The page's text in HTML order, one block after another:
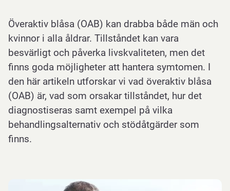
Överaktiv blåsa (OAB) kan drabba både män och
kvinnor i alla åldrar. Tillståndet kan vara
besvärligt och påverka livskvaliteten, men det
finns goda möjligheter att hantera symtomen. I
den här artikeln utforskar vi vad överaktiv blåsa
(OAB) är, vad som orsakar tillståndet, hur det
diagnostiseras samt exempel på vilka
behandlingsalternativ och stödåtgärder som
finns.